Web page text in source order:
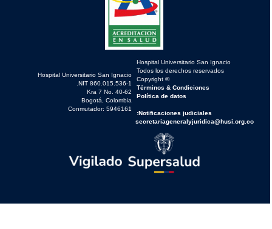
Hospital Universitario San Ignacio
Todos los derechos reservados
Términos & Condiciones
Política de datos
Notificaciones judiciales:
secretariageneralyjuridica@husi.org.co
Hospital Universitario San Ignacio
NIT 860.015.536-1.
Kra 7 No. 40-62
Bogotá, Colombia
Conmutador: 5946161